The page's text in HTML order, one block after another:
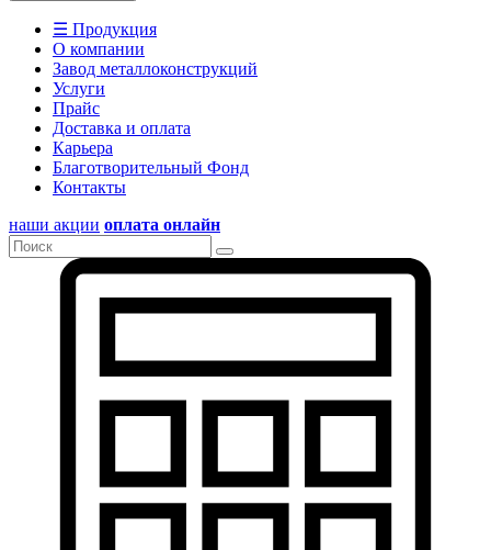
☰ Продукция
О компании
Завод металлоконструкций
Услуги
Прайс
Доставка и оплата
Карьера
Благотворительный Фонд
Контакты
наши акции оплата онлайн